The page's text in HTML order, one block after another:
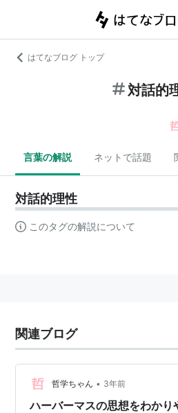
はてなブログ トップ
対話的
言葉の解説 ネットで話題
対話的理性
このタグの解説について
関連ブログ
哲学ちゃん • 3年前
ハーバーマスの思想をわかり